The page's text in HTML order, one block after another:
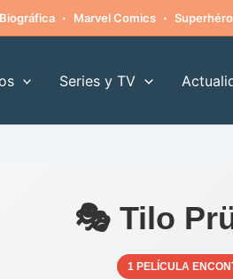
Biográfica · Marvel Comics ·
Series y TV
🎭 Tilo
1 PELÍCULA